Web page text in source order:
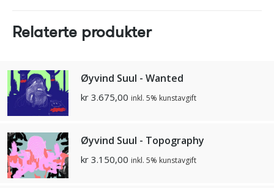
Relaterte produkter
Øyvind Suul - Wanted
kr 3.675,00 inkl. 5% kunstavgift
Øyvind Suul - Topography
kr 3.150,00 inkl. 5% kunstavgift